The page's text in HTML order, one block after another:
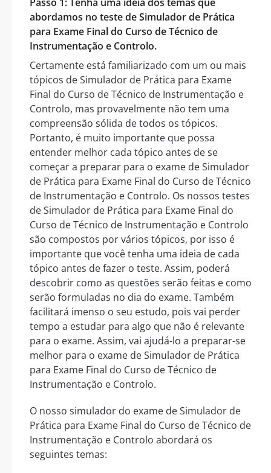
abordamos no teste de Simulador de Prática
para Exame Final do Curso de Técnico de
Instrumentação e Controlo.
Certamente está familiarizado com um ou mais
tópicos de Simulador de Prática para Exame
Final do Curso de Técnico de Instrumentação e
Controlo, mas provavelmente não tem uma
compreensão sólida de todos os tópicos.
Portanto, é muito importante que possa
entender melhor cada tópico antes de se
começar a preparar para o exame de Simulador
de Prática para Exame Final do Curso de Técnico
de Instrumentação e Controlo. Os nossos testes
de Simulador de Prática para Exame Final do
Curso de Técnico de Instrumentação e Controlo
são compostos por vários tópicos, por isso é
importante que você tenha uma ideia de cada
tópico antes de fazer o teste. Assim, poderá
descobrir como as questões serão feitas e como
serão formuladas no dia do exame. Também
facilitará imenso o seu estudo, pois vai perder
tempo a estudar para algo que não é relevante
para o exame. Assim, vai ajudá-lo a preparar-se
melhor para o exame de Simulador de Prática
para Exame Final do Curso de Técnico de
Instrumentação e Controlo.
O nosso simulador do exame de Simulador de
Prática para Exame Final do Curso de Técnico de
Instrumentação e Controlo abordará os
seguintes temas: